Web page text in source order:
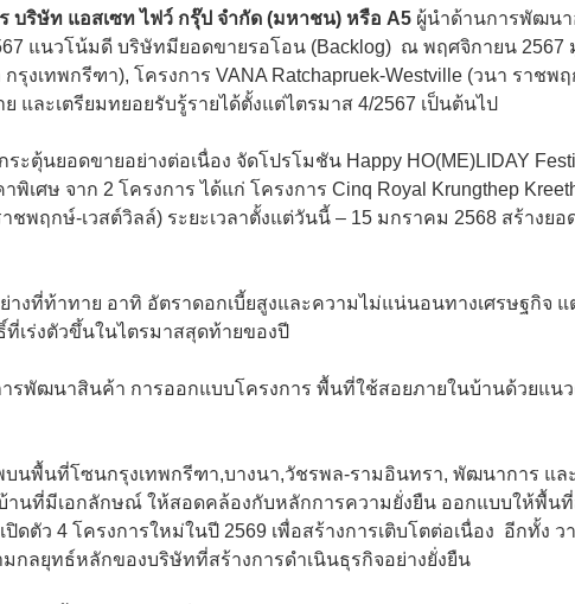
ริษัท แอสเซท ไฟว์ กรุ๊ป จำกัด (มหาชน) หรือ A5 ผู้นำด้านการพัฒนา
แนวโน้มดี บริษัทมียอดขายรอโอน (Backlog) ณ พฤศจิกายน 2567
รุงเทพกรีฑา), โครงการ VANA Ratchapruek-Westville (วนา ราช
และเตรียมทยอยรับรู้รายได้ตั้งแต่ไตรมาส 4/2567 เป็นต้นไป
ะตุ้นยอดขายอย่างต่อเนื่อง จัดโปรโมชัน Happy HO(ME)LIDAY
เศษ จาก 2 โครงการ ได้แก่ โครงการ Cinq Royal Krungthep
ชพฤกษ์-เวสต์วิลล์) ระยะเวลาตั้งแต่วันนี้ – 15 มกราคม 2568 สร้างย
งที่ท้าทาย อาทิ อัตราดอกเบี้ยสูงและความไม่แน่นอนทางเศรษฐกิจ แ
เร่งตัวขึ้นในไตรมาสสุดท้ายของปี
ารพัฒนาสินค้า การออกแบบโครงการ พื้นที่ใช้สอยภายในบ้านด้วยแ
นพื้นที่โซนกรุงเทพกรีฑา,บางนา,วัชรพล-รามอินทรา, พัฒนาการ และ
นที่มีเอกลักษณ์ ให้สอดคล้องกับหลักการความยั่งยืน ออกแบบให้พื้นที่
ปิดตัว 4 โครงการใหม่ในปี 2569 เพื่อสร้างการเติบโตต่อเนื่อง อีกทั้ง
กลยุทธ์หลักของบริษัทที่สร้างการดำเนินธุรกิจอย่างยั่งยืน